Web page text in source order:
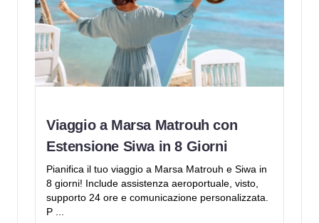
Viaggio a Marsa Matrouh con
Estensione Siwa in 8 Giorni
Pianifica il tuo viaggio a Marsa Matrouh e Siwa in
8 giorni! Include assistenza aeroportuale, visto,
supporto 24 ore e comunicazione personalizzata.
P ...